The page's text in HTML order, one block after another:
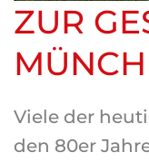
ZUR
Viele der
den 80er